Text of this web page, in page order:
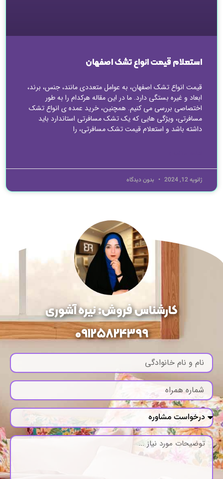
استعلام قیمت انواع تشک اصفهان
قیمت انواع تشک اصفهان، به عوامل متعددی مانند، جنس، برند،
ابعاد و غیره بستگی دارد. ما در این مقاله هرکدام را به طور
اختصاصی بررسی می کنیم. همچنین، خرید عمده ی انواع تشک
مسافرتی، ویژگی هایی که یک تشک مسافرتی استاندارد باید
داشته باشد و استعلام قیمت تشک مسافرتی، را
ژانویه 12, 2024 بدون دیدگاه
کارشناس فروش: نیره آشوری
09125824399